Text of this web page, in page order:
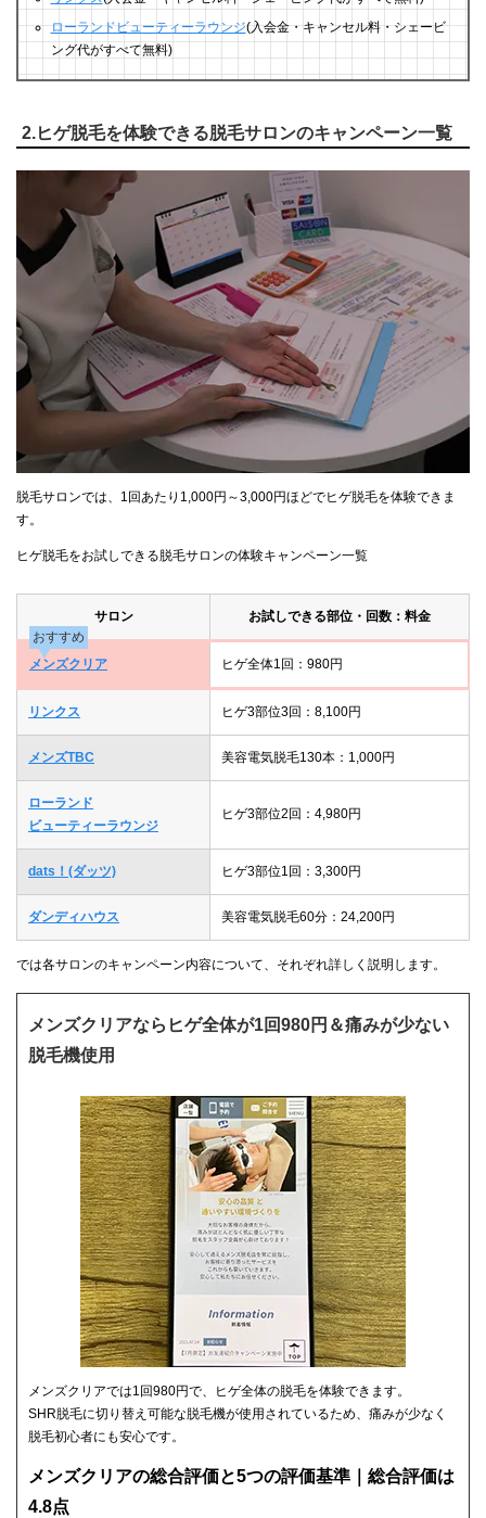
ローランドビューティーラウンジ(入会金・キャンセル料・シェービ
ング代がすべて無料)
2.ヒゲ脱毛を体験できる脱毛サロンのキャンペーン一覧
脱毛サロンでは、1回あたり1,000円～3,000円ほどでヒゲ脱毛を体験できま
す。
ヒゲ脱毛をお試しできる脱毛サロンの体験キャンペーン一覧
サロン
お試しできる部位・回数：料金
おすすめ
メンズクリア
ヒゲ全体1回：980円
リンクス ヒゲ3部位3回：8,100円
メンズTBC 美容電気脱毛130本：1,000円
ローランド
ビューティーラウンジ
ヒゲ3部位2回：4,980円
dats！(ダッツ) ヒゲ3部位1回：3,300円
ダンディハウス 美容電気脱毛60分：24,200円
では各サロンのキャンペーン内容について、それぞれ詳しく説明します。
メンズクリアならヒゲ全体が1回980円＆痛みが少ない
脱毛機使用
メンズクリアでは1回980円で、ヒゲ全体の脱毛を体験できます。
SHR脱毛に切り替え可能な脱毛機が使用されているため、痛みが少なく
脱毛初心者にも安心です。
メンズクリアの総合評価と5つの評価基準｜総合評価は
4.8点